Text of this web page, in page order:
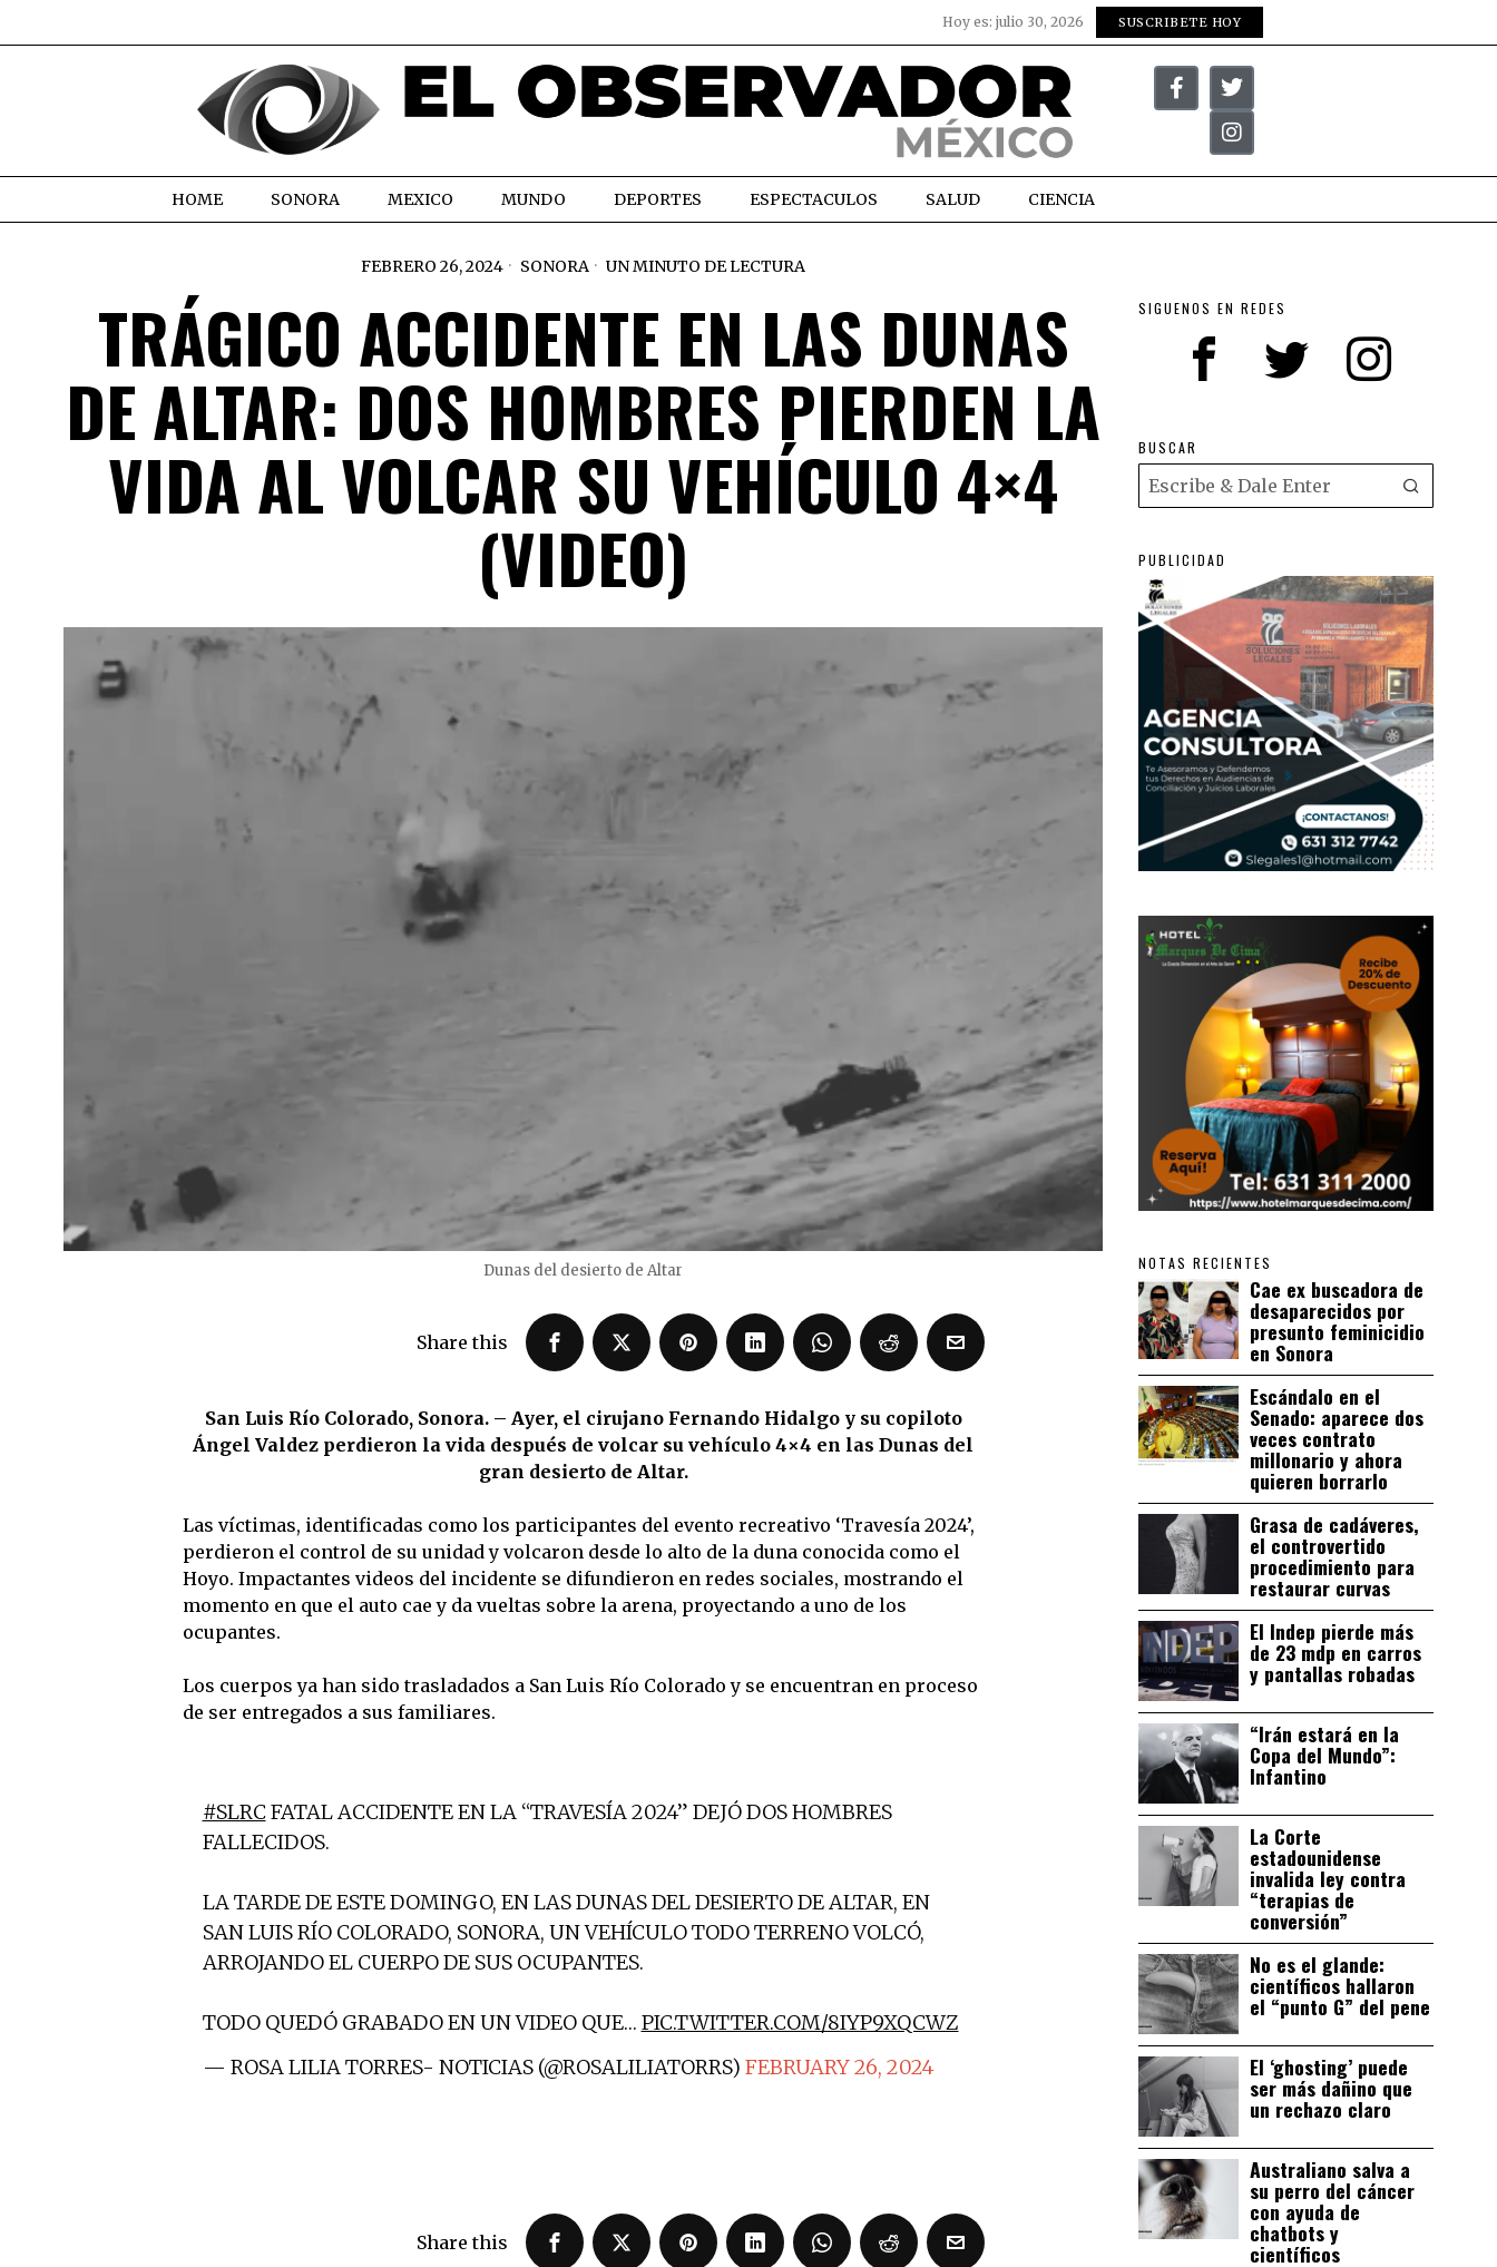
Hoy es: julio 30, 2026 SUSCRIBETE HOY
HOME SONORA MEXICO MUNDO DEPORTES ESPECTACULOS SALUD CIENCIA
FEBRERO 26, 2024 SONORA UN MINUTO DE LECTURA
TRÁGICO ACCIDENTE EN LAS DUNAS
DE ALTAR: DOS HOMBRES PIERDEN LA
VIDA AL VOLCAR SU VEHÍCULO 4×4
(VIDEO)
Dunas del desierto de Altar
Share this
San Luis Río Colorado, Sonora. – Ayer, el cirujano Fernando Hidalgo y su copiloto
Ángel Valdez perdieron la vida después de volcar su vehículo 4×4 en las Dunas del
gran desierto de Altar.
Las víctimas, identificadas como los participantes del evento recreativo ‘Travesía 2024’,
perdieron el control de su unidad y volcaron desde lo alto de la duna conocida como el
Hoyo. Impactantes videos del incidente se difundieron en redes sociales, mostrando el
momento en que el auto cae y da vueltas sobre la arena, proyectando a uno de los
ocupantes.
Los cuerpos ya han sido trasladados a San Luis Río Colorado y se encuentran en proceso
de ser entregados a sus familiares.
#SLRCFATAL ACCIDENTE EN LA “TRAVESÍA 2024” DEJÓ DOS HOMBRES
FALLECIDOS.
LA TARDE DE ESTE DOMINGO, EN LAS DUNAS DEL DESIERTO DE ALTAR, EN
SAN LUIS RÍO COLORADO, SONORA, UN VEHÍCULO TODO TERRENO VOLCÓ,
ARROJANDO EL CUERPO DE SUS OCUPANTES.
TODO QUEDÓ GRABADO EN UN VIDEO QUE… PIC.TWITTER.COM/8IYP9XQCWZ
— ROSA LILIA TORRES- NOTICIAS (@ROSALILIATORRS) FEBRUARY 26, 2024
Share this
SIGUENOS EN REDES
BUSCAR
PUBLICIDAD
NOTAS RECIENTES
Cae ex buscadora de
desaparecidos por
presunto feminicidio
en Sonora
Escándalo en el
Senado: aparece dos
veces contrato
millonario y ahora
quieren borrarlo
Grasa de cadáveres,
el controvertido
procedimiento para
restaurar curvas
El Indep pierde más
de 23 mdp en carros
y pantallas robadas
“Irán estará en la
Copa del Mundo”:
Infantino
La Corte
estadounidense
invalida ley contra
“terapias de
conversión”
No es el glande:
científicos hallaron
el “punto G” del pene
El ‘ghosting’ puede
ser más dañino que
un rechazo claro
Australiano salva a
su perro del cáncer
con ayuda de
chatbots y
científicos